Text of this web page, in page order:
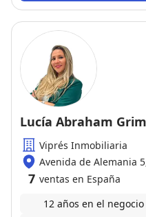
Lucía Abraham
Viprés Inmobiliaria
Avenida de Alemania
7 ventas en España
12 años en el negocio